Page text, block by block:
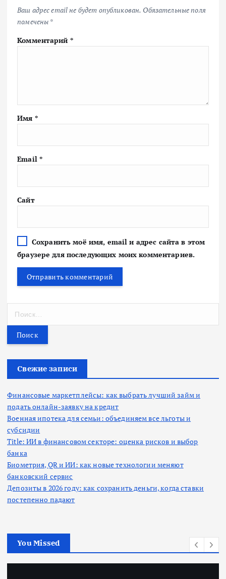
Ваш адрес email не будет опубликован. Обязательные поля
помечены *
Комментарий *
Имя *
Email *
Сайт
Сохранить моё имя, email и адрес сайта в этом
браузере для последующих моих комментариев.
т
Свежие записи
Финансовые маркетплейсы: как выбрать лучший займ и
подать онлайн-заявку на кредит
Военная ипотека для семьи: объединяем все льготы и
субсидии
Title: ИИ в финансовом секторе: оценка рисков и выбор
банка
Биометрия, QR и ИИ: как новые технологии меняют
банковский сервис
Депозиты в 2026 году: как сохранить деньги, когда ставки
постепенно падают
You Missed